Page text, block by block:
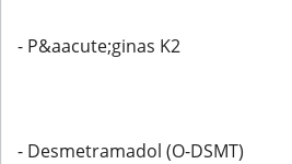
- P&aacute;ginas K2
- Desmetramadol (O-DSMT)